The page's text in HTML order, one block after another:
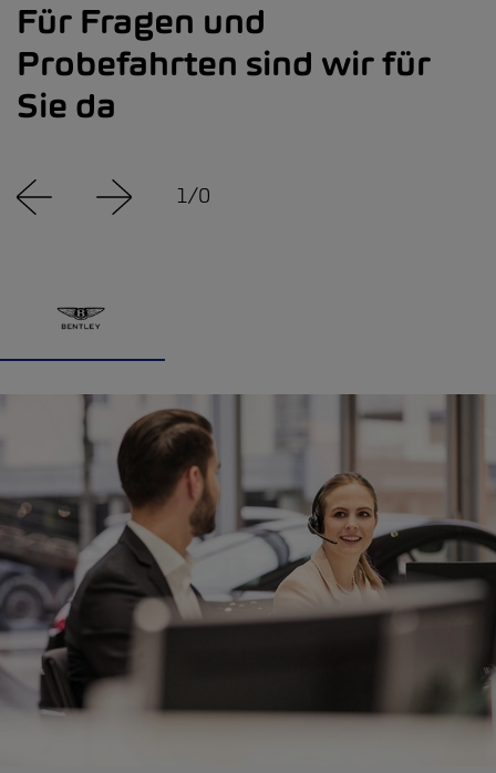
Für Fragen und
Probefahrten sind wir für
Sie da
1/0